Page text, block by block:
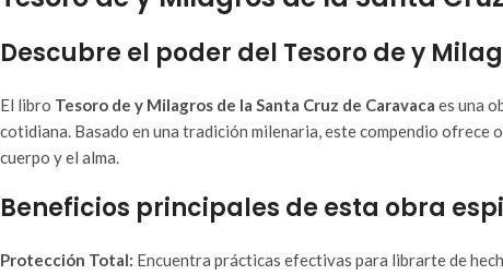
Descubre el poder del Tesoro de y
El libro Tesoro de y Milagros de la Santa Cruz de Caravaca es una
cotidiana. Basado en una tradición milenaria, este compendio ofrece
cuerpo y el alma.
Beneficios principales de esta obra
Protección Total: Encuentra prácticas efectivas para librarte de